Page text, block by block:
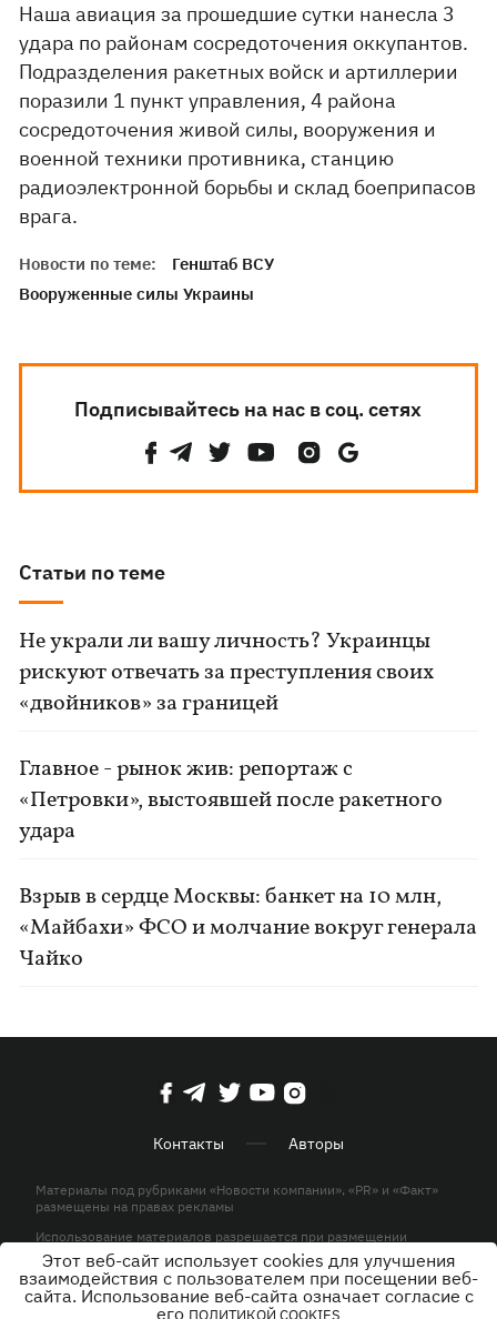
Наша авиация за прошедшие сутки нанесла 3
удара по районам сосредоточения оккупантов.
Подразделения ракетных войск и артиллерии
поразили 1 пункт управления, 4 района
сосредоточения живой силы, вооружения и
военной техники противника, станцию
радиоэлектронной борьбы и склад боеприпасов
врага.
Новости по теме:
Генштаб ВСУ
Вооруженные силы Украины
Подписывайтесь на нас в соц. сетях
Статьи по теме
Не украли ли вашу личность? Украинцы
рискуют отвечать за преступления своих
«двойников» за границей
Главное - рынок жив: репортаж с
«Петровки», выстоявшей после ракетного
удара
Взрыв в сердце Москвы: банкет на 10 млн,
«Майбахи» ФСО и молчание вокруг генерала
Чайко
Контакты Авторы
Материалы под рубриками «Новости компании», «PR» и «Факт»
размещены на правах рекламы
Использование материалов разрешается при размещении
активной гиперссылки на KP.UA в первом абзаце.
© ООО «ЮЛАВ МЕДИА»,2026. Все права защищены.
Этот веб-сайт использует cookies для улучшения
взаимодействия с пользователем при посещении веб-
сайта. Использование веб-сайта означает согласие с
его ПОЛИТИКОЙ COOKIES